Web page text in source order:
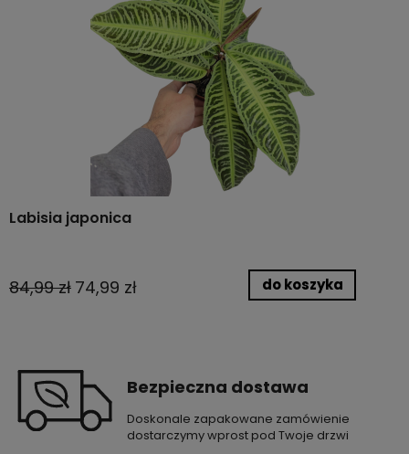
Labisia japonica
84,99 zł 74,99 zł do koszyka
Bezpieczna dostawa
Doskonale zapakowane zamówienie
dostarczymy wprost pod Twoje drzwi